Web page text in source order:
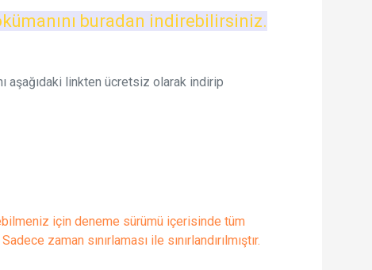
buradan indirebilirsiniz.
aşağıdaki linkten ücretsiz olarak indirip
için deneme sürümü içerisinde tüm
zaman sınırlaması ile sınırlandırılmıştır.